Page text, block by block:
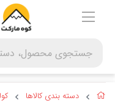
دسته بندی کالاها